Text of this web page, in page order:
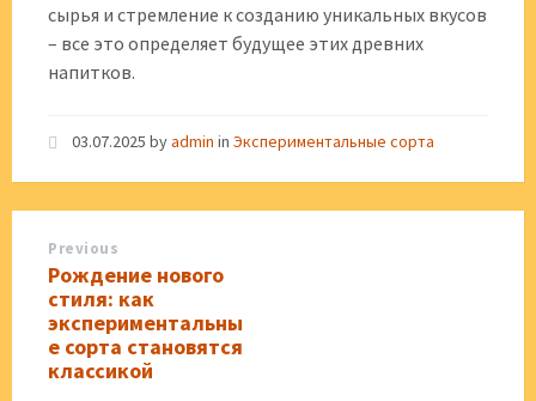
сырья и стремление к созданию уникальных вкусов
– все это определяет будущее этих древних
напитков.
03.07.2025 byadmin in Экспериментальные сорта
Previous
Рождение нового
стиля: как
экспериментальны
е сорта становятся
классикой